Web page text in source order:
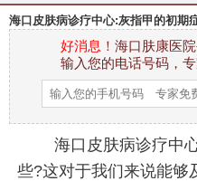
海口皮肤病诊疗中心:灰指甲的初期
好消息！ 海口肤康医
输入您的电话号码，
海口皮肤病诊疗中心
些?这对于我们来说能够